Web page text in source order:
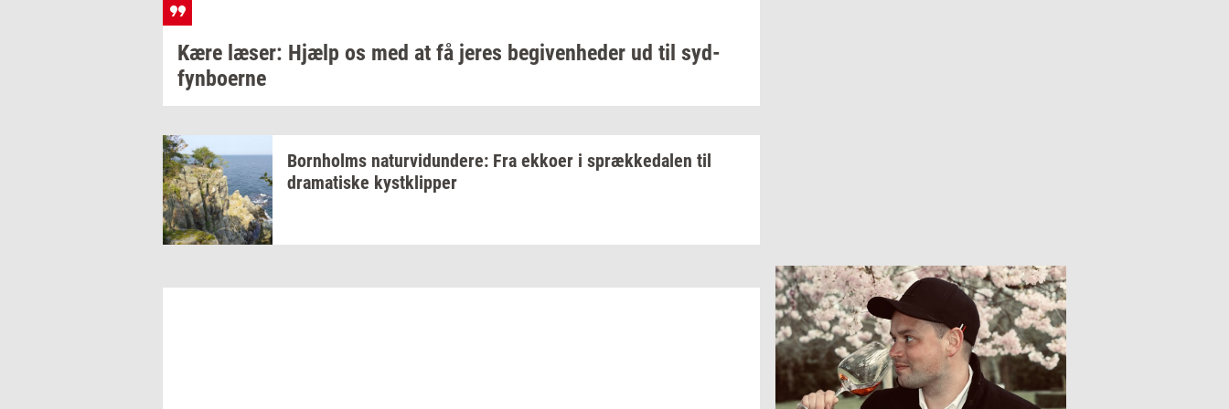
Kære læser: Hjælp os med at få jeres be­gi­ven­he­der ud til syd­
fyn­bo­er­ne
Born­holms na­tur­vi­dun­de­re: Fra ek­ko­er i spræk­ke­da­len til
dra­ma­ti­ske kyst­klip­per